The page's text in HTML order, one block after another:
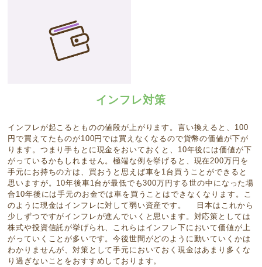
インフレ対策
インフレが起こるとものの値段が上がります。言い換えると、100
円で買えてたものが100円では買えなくなるので貨幣の価値が下が
ります。つまり手もとに現金をおいておくと、10年後には価値が下
がっているかもしれません。極端な例を挙げると、現在200万円を
手元にお持ちの方は、買おうと思えば車を1台買うことができると
思いますが。10年後車1台が最低でも300万円する世の中になった場
合10年後には手元のお金では車を買うことはできなくなります。こ
のように現金はインフレに対して弱い資産です。 日本はこれから
少しずつですがインフレが進んでいくと思います。対応策としては
株式や投資信託が挙げられ、これらはインフレ下において価値が上
がっていくことが多いです。今後世間がどのように動いていくかは
わかりませんが、対策として手元においておく現金はあまり多くな
り過ぎないことをおすすめしております。